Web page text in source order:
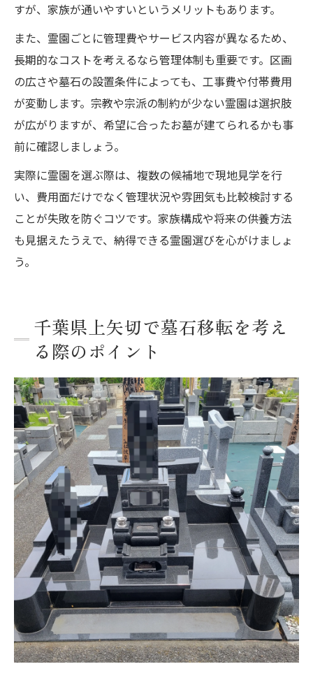
すが、家族が通いやすいというメリットもあります。
また、霊園ごとに管理費やサービス内容が異なるため、
長期的なコストを考えるなら管理体制も重要です。区画
の広さや墓石の設置条件によっても、工事費や付帯費用
が変動します。宗教や宗派の制約が少ない霊園は選択肢
が広がりますが、希望に合ったお墓が建てられるかも事
前に確認しましょう。
実際に霊園を選ぶ際は、複数の候補地で現地見学を行
い、費用面だけでなく管理状況や雰囲気も比較検討する
ことが失敗を防ぐコツです。家族構成や将来の供養方法
も見据えたうえで、納得できる霊園選びを心がけましょ
う。
千葉県上矢切で墓石移転を考え
る際のポイント